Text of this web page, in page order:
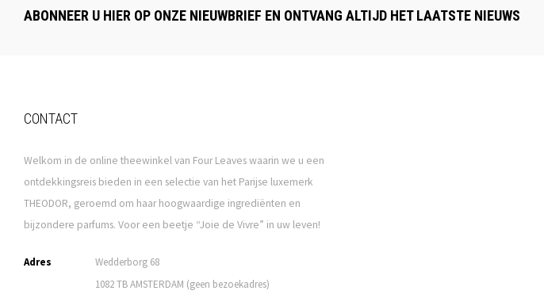
ABONNEER U HIER OP ONZE NIEUWBRIEF EN ONTVANG ALTIJD HET LAATSTE NIEUWS
CONTACT
Welkom in de online theewinkel van Four Leaves waarin we u een
ontdekkingsreis bieden in een selectie van het Parijse luxemerk
THEODOR, geroemd om haar hoogwaardige ingrediënten en
bijzondere parfums. Voor een beetje “Joie de Vivre” in uw leven!
Adres
Wedderborg 68
1082 TB AMSTERDAM (geen bezoekadres)